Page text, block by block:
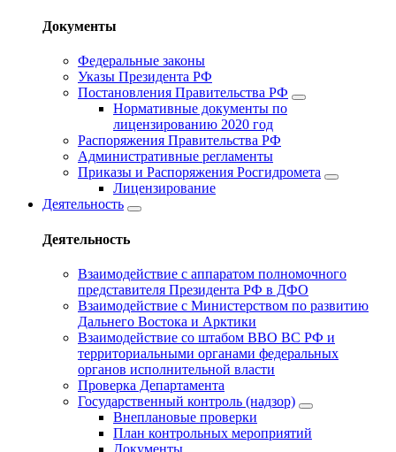
Документы
Федеральные законы
Указы Президента РФ
Постановления Правительства РФ
Нормативные документы по
лицензированию 2020 год
Распоряжения Правительства РФ
Административные регламенты
Приказы и Распоряжения Росгидромета
Лицензирование
Деятельность
Деятельность
Взаимодействие с аппаратом полномочного
представителя Президента РФ в ДФО
Взаимодействие с Министерством по развитию
Дальнего Востока и Арктики
Взаимодействие со штабом ВВО ВС РФ и
территориальными органами федеральных
органов исполнительной власти
Проверка Департамента
Государственный контроль (надзор)
Внеплановые проверки
План контрольных мероприятий
Документы